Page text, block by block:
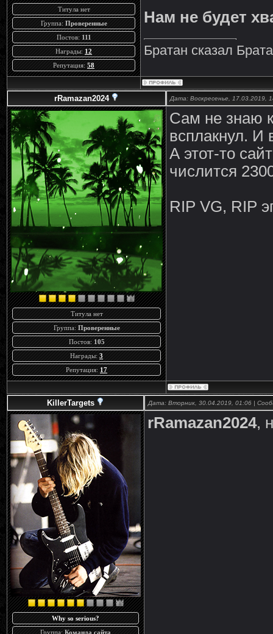
Титула нет
Группа: Проверенные
Постов: 111
Награды: 12
Репутация: 58
Нам не будет
Братан сказал
rRamazan2024 Дата: Воскресенье, 17.03.2019,
Титула нет
Группа: Проверенные
Постов: 105
Награды: 3
Репутация: 17
Сам не знаю
всплакнул. И
А этот-то
числится
RIP VG, RIP
KillerTargets Дата: Вторник, 30.04.2019, 01:06 |
Why so serious?
Группа: Команда сайта
rRamazan2024,